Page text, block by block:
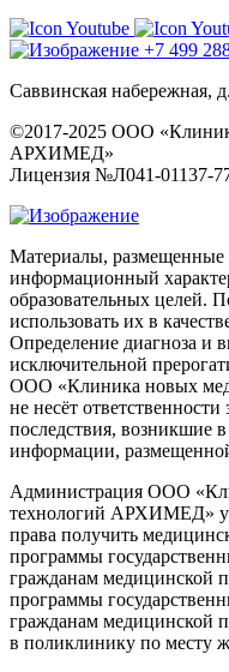
+7 499
Саввинская набережная,
©2017-2025 ООО
АРХИМЕД»
Лицензия №Л041-01137-
Материалы, размещенные
информационный
образовательных целей.
использовать их в
Определение диагноза и
исключительной
ООО «Клиника новых
не несёт
последствия, возникшие в
информации,
Администрация ООО
технологий АРХИМЕД»
права получить
программы
гражданам медицинской
программы
гражданам медицинской
в поликлинику по месту